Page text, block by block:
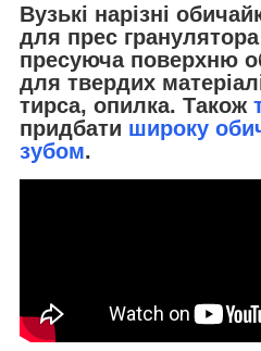
Вузькі нарізні
для прес
пресуюча поверхню
для твердих
тирса, опилка. Також
придбати широку
зубом.